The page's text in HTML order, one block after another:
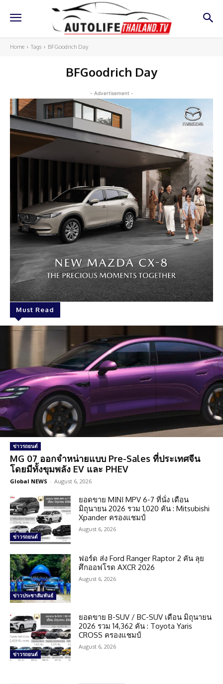
Home Tags BFGoodrich Day
BFGoodrich Day
- Advertisement -
Must Read
ข่าวรถยนต์
MG 07 ออกจำหน่ายแบบ Pre-Sales ที่ประเทศจีน
โดยมีทั้งขุมพลัง EV และ PHEV
Global NEWS - August 6, 2026
ข่าวรถยนต์
ยอดขาย MINI MPV 6-7 ที่นั่ง เดือน
มิถุนายน 2026 รวม 1,020 คัน : Mitsubishi
Xpander ครองแชมป์
August 6, 2026
ข่าวประชาสัมพันธ์
ฟอร์ด ส่ง Ford Ranger Raptor 2 คัน ลุย
ศึกออฟโรด AXCR 2026
August 6, 2026
ข่าวรถยนต์
ยอดขาย B-SUV / BC-SUV เดือน มิถุนายน
2026 รวม 14,362 คัน : Toyota Yaris
CROSS ครองแชมป์
August 6, 2026